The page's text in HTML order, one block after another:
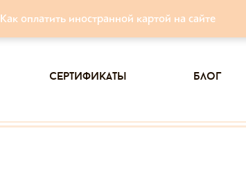
Как оплатить иностранной картой на сайте
сертификаты блог